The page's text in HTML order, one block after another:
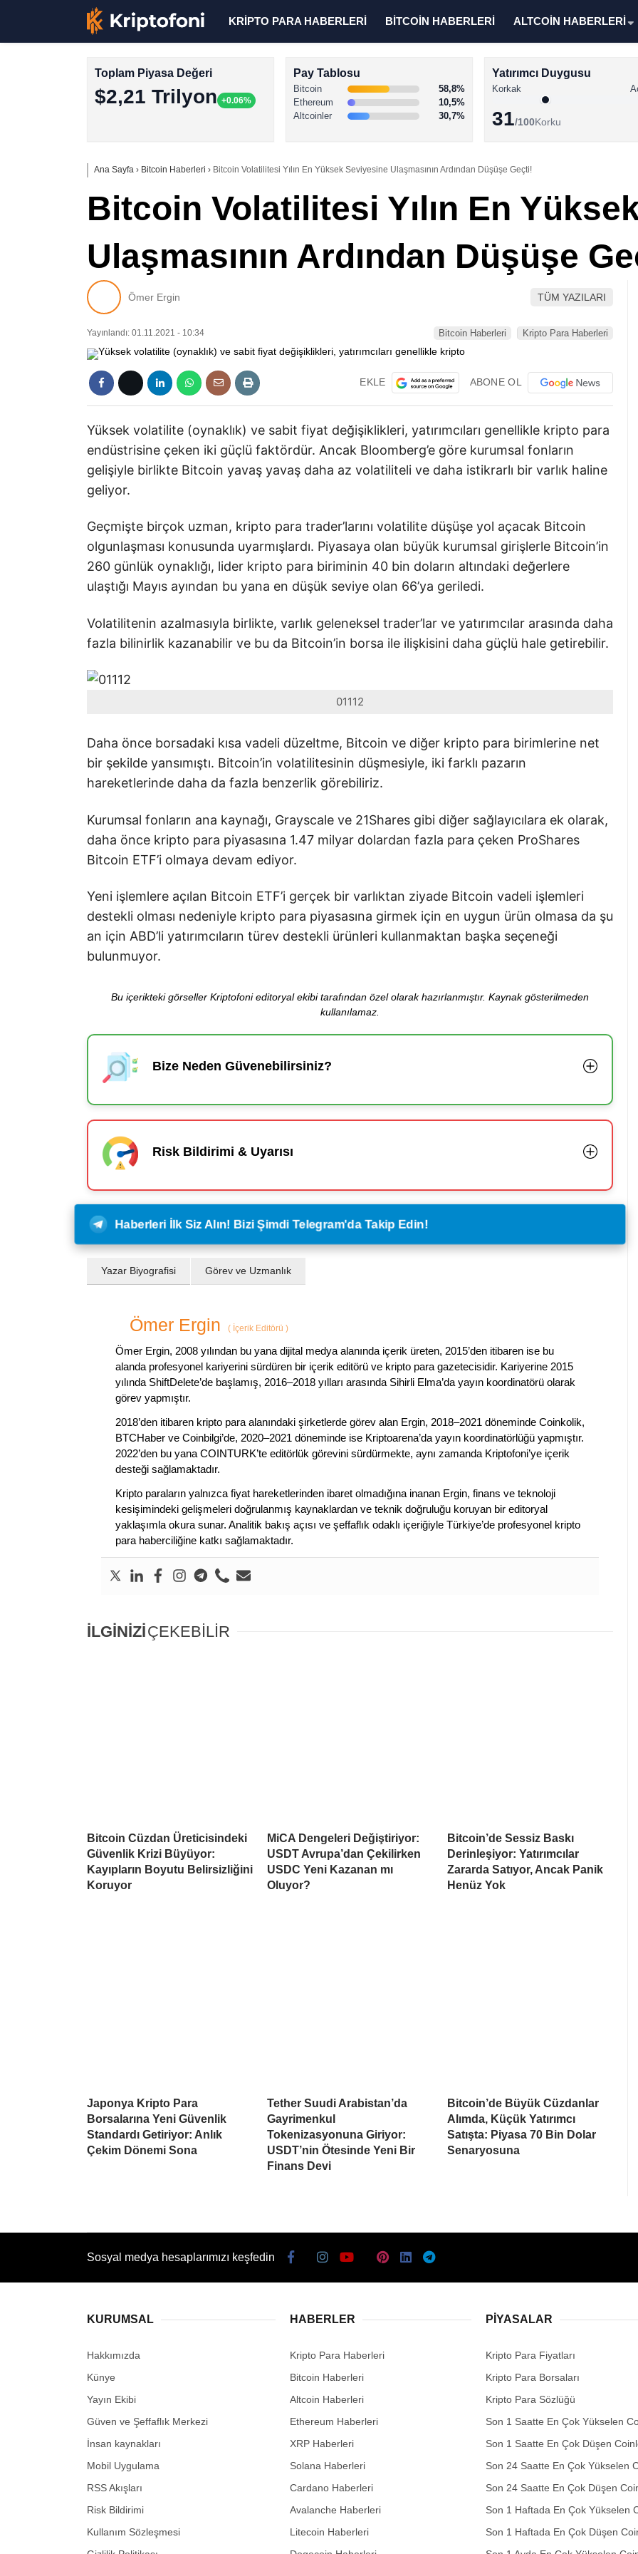
KRİPTO PARA HABERLERİ BİTCOİN HABERLERİ ALTCOİN HABERLERİ
Toplam Piyasa Değeri
$2,21 Trilyon +0.06%
Pay Tablosu
Bitcoin
58,8%
Ethereum
10,5%
Altcoinler
30,7%
Yatırımcı Duygusu
Korkak
31/100Korku
Ana Sayfa › Bitcoin Haberleri › Bitcoin Volatilitesi Yılın En Yüksek Seviyesine Ulaşmasının Ardından Düşüşe Geçti!
Bitcoin Volatilitesi Yılın En
Ulaşmasının Ardından Düşüşe
Ömer Ergin TÜM YAZILARI
Yayınlandı: 01.11.2021 - 10:34 Bitcoin Haberleri Kripto Para Haberleri
EKLE ABONE OL
Yüksek volatilite (oynaklık) ve sabit fiyat değişiklikleri, yatırımcıları genellikle kripto para
endüstrisine çeken iki güçlü faktördür. Ancak Bloomberg’e göre kurumsal fonların
gelişiyle birlikte Bitcoin yavaş yavaş daha az volatiliteli ve daha istikrarlı bir varlık haline
geliyor.
Geçmişte birçok uzman, kripto para trader’larını volatilite düşüşe yol açacak Bitcoin
olgunlaşması konusunda uyarmışlardı. Piyasaya olan büyük kurumsal girişlerle Bitcoin’in
260 günlük oynaklığı, lider kripto para biriminin 40 bin doların altındaki değerlere
ulaştığı Mayıs ayından bu yana en düşük seviye olan 66’ya geriledi.
Volatilitenin azalmasıyla birlikte, varlık geleneksel trader’lar ve yatırımcılar arasında daha
fazla bilinirlik kazanabilir ve bu da Bitcoin’in borsa ile ilişkisini daha güçlü hale getirebilir.
01112
Daha önce borsadaki kısa vadeli düzeltme, Bitcoin ve diğer kripto para birimlerine net
bir şekilde yansımıştı. Bitcoin’in volatilitesinin düşmesiyle, iki farklı pazarın
hareketlerinde daha da fazla benzerlik görebiliriz.
Kurumsal fonların ana kaynağı, Grayscale ve 21Shares gibi diğer sağlayıcılara ek olarak,
daha önce kripto para piyasasına 1.47 milyar dolardan fazla para çeken ProShares
Bitcoin ETF’i olmaya devam ediyor.
Yeni işlemlere açılan Bitcoin ETF’i gerçek bir varlıktan ziyade Bitcoin vadeli işlemleri
destekli olması nedeniyle kripto para piyasasına girmek için en uygun ürün olmasa da şu
an için ABD’li yatırımcıların türev destekli ürünleri kullanmaktan başka seçeneği
bulunmuyor.
Bu içerikteki görseller Kriptofoni editoryal ekibi tarafından özel olarak hazırlanmıştır. Kaynak gösterilmeden
kullanılamaz.
Bize Neden Güvenebilirsiniz?
Risk Bildirimi & Uyarısı
Haberleri İlk Siz Alın! Bizi Şimdi Telegram'da Takip Edin!
Yazar Biyografisi Görev ve Uzmanlık
Ömer Ergin ( İçerik Editörü )
Ömer Ergin, 2008 yılından bu yana dijital medya alanında içerik üreten, 2015’den itibaren ise bu
alanda profesyonel kariyerini sürdüren bir içerik editörü ve kripto para gazetecisidir. Kariyerine 2015
yılında ShiftDelete’de başlamış, 2016–2018 yılları arasında Sihirli Elma’da yayın koordinatörü olarak
görev yapmıştır.
2018’den itibaren kripto para alanındaki şirketlerde görev alan Ergin, 2018–2021 döneminde Coinkolik,
BTCHaber ve Coinbilgi’de, 2020–2021 döneminde ise Kriptoarena’da yayın koordinatörlüğü yapmıştır.
2022’den bu yana COINTURK’te editörlük görevini sürdürmekte, aynı zamanda Kriptofoni’ye içerik
desteği sağlamaktadır.
Kripto paraların yalnızca fiyat hareketlerinden ibaret olmadığına inanan Ergin, finans ve teknoloji
kesişimindeki gelişmeleri doğrulanmış kaynaklardan ve teknik doğruluğu koruyan bir editoryal
yaklaşımla okura sunar. Analitik bakış açısı ve şeffaflık odaklı içeriğiyle Türkiye’de profesyonel kripto
para haberciliğine katkı sağlamaktadır.
İLGİNİZİÇEKEBİLİR
Bitcoin Cüzdan Üreticisindeki
Güvenlik Krizi Büyüyor:
Kayıpların Boyutu Belirsizliğini
Koruyor
MiCA Dengeleri Değiştiriyor:
USDT Avrupa’dan Çekilirken
USDC Yeni Kazanan mı
Oluyor?
Bitcoin’de Sessiz Baskı
Derinleşiyor: Yatırımcılar
Zararda Satıyor, Ancak Panik
Henüz Yok
Japonya Kripto Para
Borsalarına Yeni Güvenlik
Standardı Getiriyor: Anlık
Çekim Dönemi Sona
Tether Suudi Arabistan’da
Gayrimenkul
Tokenizasyonuna Giriyor:
USDT’nin Ötesinde Yeni Bir
Finans Devi
Bitcoin’de Büyük Cüzdanlar
Alımda, Küçük Yatırımcı
Satışta: Piyasa 70 Bin Dolar
Senaryosuna
Sosyal medya hesaplarımızı keşfedin
KURUMSAL
Hakkımızda
Künye
Yayın Ekibi
Güven ve Şeffaflık Merkezi
İnsan kaynakları
Mobil Uygulama
RSS Akışları
Risk Bildirimi
Kullanım Sözleşmesi
HABERLER
Kripto Para Haberleri
Bitcoin Haberleri
Altcoin Haberleri
Ethereum Haberleri
XRP Haberleri
Solana Haberleri
Cardano Haberleri
Avalanche Haberleri
Litecoin Haberleri
PIYASALAR
Kripto Para Fiyatları
Kripto Para Borsaları
Kripto Para Sözlüğü
Son 1 Saatte En Çok Yükselen
Son 1 Saatte En Çok Düşen
Son 24 Saatte En Çok Yükselen
Son 24 Saatte En Çok Düşen
Son 1 Haftada En Çok Yükselen
Son 1 Haftada En Çok Düşen